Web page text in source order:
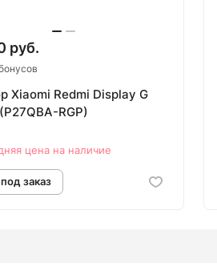
руб.
Xiaomi Redmi Display G
RGP)
цена на наличие